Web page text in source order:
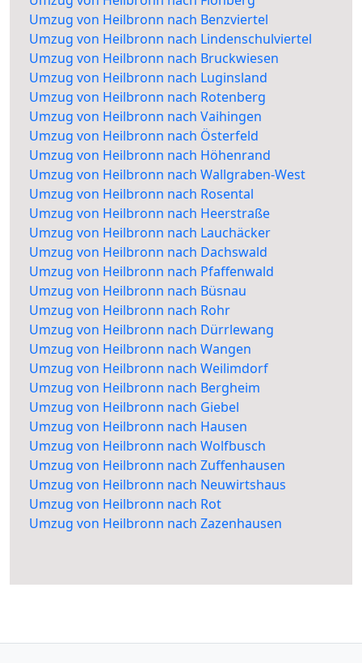
Umzug von Heilbronn nach Benzviertel
Umzug von Heilbronn nach Lindenschulviertel
Umzug von Heilbronn nach Bruckwiesen
Umzug von Heilbronn nach Luginsland
Umzug von Heilbronn nach Rotenberg
Umzug von Heilbronn nach Vaihingen
Umzug von Heilbronn nach Österfeld
Umzug von Heilbronn nach Höhenrand
Umzug von Heilbronn nach Wallgraben-West
Umzug von Heilbronn nach Rosental
Umzug von Heilbronn nach Heerstraße
Umzug von Heilbronn nach Lauchäcker
Umzug von Heilbronn nach Dachswald
Umzug von Heilbronn nach Pfaffenwald
Umzug von Heilbronn nach Büsnau
Umzug von Heilbronn nach Rohr
Umzug von Heilbronn nach Dürrlewang
Umzug von Heilbronn nach Wangen
Umzug von Heilbronn nach Weilimdorf
Umzug von Heilbronn nach Bergheim
Umzug von Heilbronn nach Giebel
Umzug von Heilbronn nach Hausen
Umzug von Heilbronn nach Wolfbusch
Umzug von Heilbronn nach Zuffenhausen
Umzug von Heilbronn nach Neuwirtshaus
Umzug von Heilbronn nach Rot
Umzug von Heilbronn nach Zazenhausen